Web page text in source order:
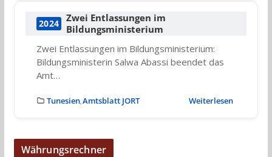
2024
Zwei Entlassungen im
Bildungsministerium
Zwei Entlassungen im Bildungsministerium:
Bildungsministerin Salwa Abassi beendet das
Amt…
Tunesien, Amtsblatt JORT Weiterlesen
Währungsrechner